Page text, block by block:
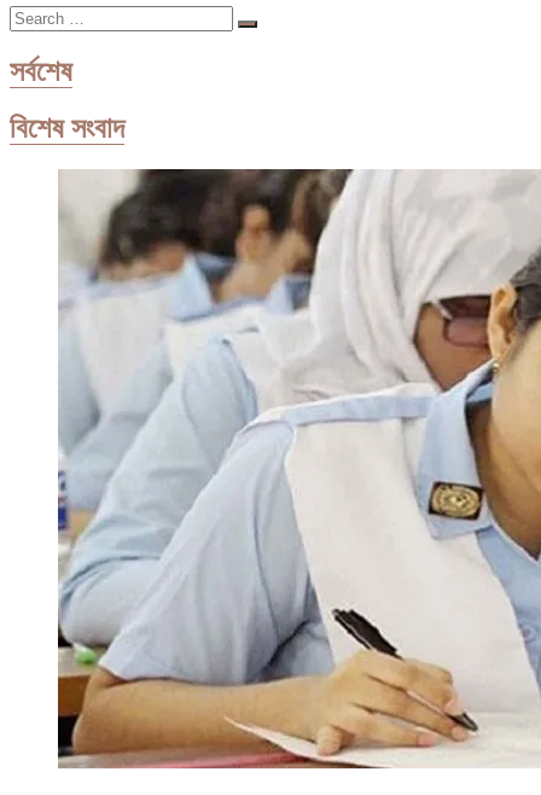
Search
…
সর্বশেষ
বিশেষ সংবাদ